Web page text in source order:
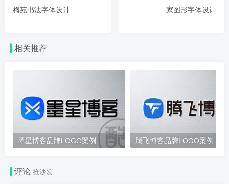
梅苑书法字体设计
家图形字体设计
相关推荐
墨星博客品牌LOGO案例 腾飞博客品牌LOGO案例
评论抢沙发